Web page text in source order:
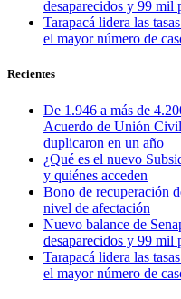
desaparecidos y 99 mil
Tarapacá lidera las
el mayor número de
Recientes
De 1.946 a más de
Acuerdo de Unión
duplicaron en un año
¿Qué es el nuevo
y quiénes acceden
Bono de recuperación
nivel de afectación
Nuevo balance de
desaparecidos y 99 mil
Tarapacá lidera las
el mayor número de